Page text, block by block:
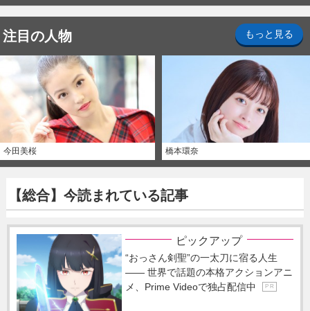
注目の人物 もっと見る
今田美桜 橋本環奈
【総合】今読まれている記事
ピックアップ
“おっさん剣聖”の一太刀に宿る人生
―― 世界で話題の本格アクションアニ
メ、Prime Videoで独占配信中
P R